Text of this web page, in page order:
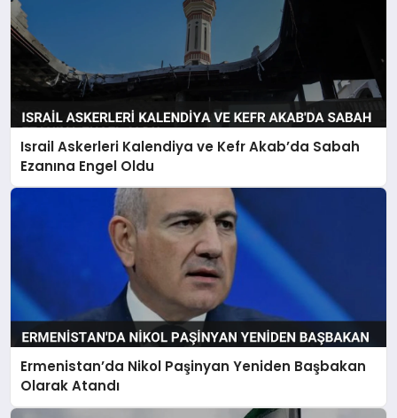
Israil Askerleri Kalendiya ve Kefr Akab’da Sabah
Ezanına Engel Oldu
Ermenistan’da Nikol Paşinyan Yeniden Başbakan
Olarak Atandı